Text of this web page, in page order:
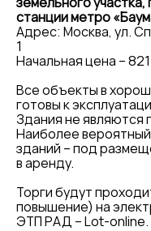
станции метро
Адрес: Москва, ул.
1
Начальная цена –
Все объекты в
готовы к
Здания не являются
Наиболее
зданий – под
в аренду.
Торги будут
повышение) на
ЭТП РАД – Lot-online.